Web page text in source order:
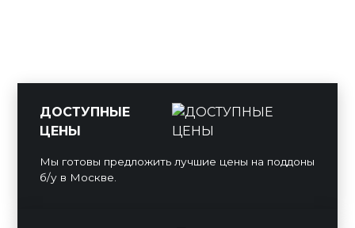
ДОСТУПНЫЕ
ЦЕНЫ
Мы готовы предложить лучшие цены на поддоны
б/у в Москве.